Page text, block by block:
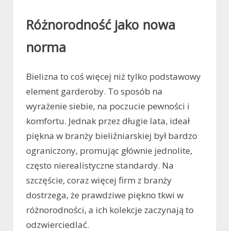
Różnorodność jako nowa
norma
Bielizna to coś więcej niż tylko podstawowy
element garderoby. To sposób na
wyrażenie siebie, na poczucie pewności i
komfortu. Jednak przez długie lata, ideał
piękna w branży bieliźniarskiej był bardzo
ograniczony, promując głównie jednolite,
często nierealistyczne standardy. Na
szczęście, coraz więcej firm z branży
dostrzega, że prawdziwe piękno tkwi w
różnorodności, a ich kolekcje zaczynają to
odzwierciedlać.